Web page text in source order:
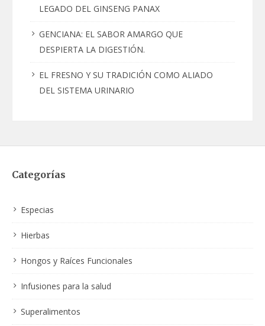
LEGADO DEL GINSENG PANAX
GENCIANA: EL SABOR AMARGO QUE
DESPIERTA LA DIGESTIÓN.
EL FRESNO Y SU TRADICIÓN COMO ALIADO
DEL SISTEMA URINARIO
Categorías
Especias
Hierbas
Hongos y Raíces Funcionales
Infusiones para la salud
Superalimentos